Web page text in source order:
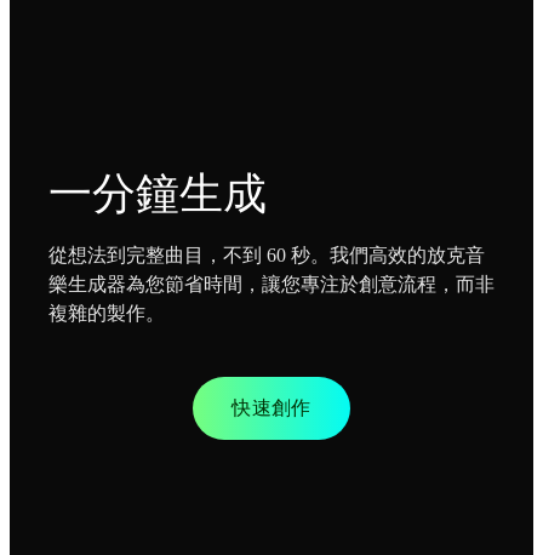
一分鐘生成
從想法到完整曲目，不到 60 秒。我們高效的放克音
樂生成器為您節省時間，讓您專注於創意流程，而非
複雜的製作。
快速創作